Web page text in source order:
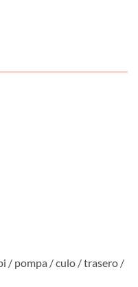
/ pompa / culo / trasero /